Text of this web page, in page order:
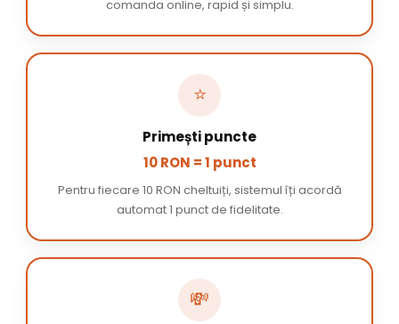
comanda online, rapid și simplu.
⭐
Primești puncte
10 RON = 1 punct
Pentru fiecare 10 RON cheltuiți, sistemul îți acordă
automat 1 punct de fidelitate.
💸